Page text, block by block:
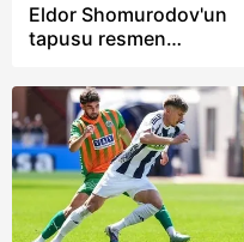
Eldor Shomurodov'un
tapusu resmen